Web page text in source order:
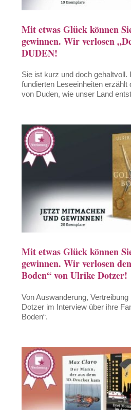
Mit etwas Glück können
gewinnen. Wir verlosen
DUDEN!
Sie ist kurz und doch gehaltvoll.
fundierten Leseeinheiten erzählt
von Duden, wie unser Land
Mit etwas Glück können
gewinnen. Wir verlosen
Boden“ von Ulrike Dotzer!
Von Auswanderung,
Dotzer im Interview über ihre
Boden“.